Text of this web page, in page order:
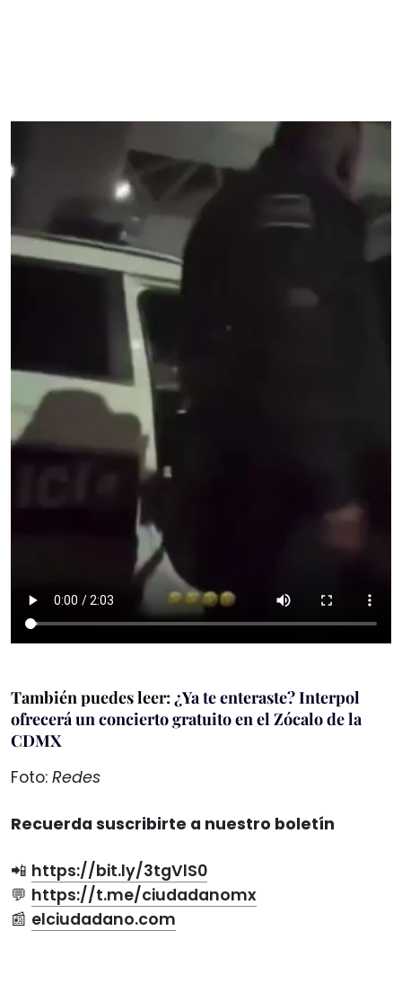
También puedes leer: ¿Ya te enteraste? Interpol
ofrecerá un concierto gratuito en el Zócalo de la
CDMX
Foto: Redes
Recuerda suscribirte a nuestro boletín
📲 https://bit.ly/3tgVlS0
💬 https://t.me/ciudadanomx
📰 elciudadano.com